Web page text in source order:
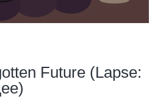
Future (Lapse: